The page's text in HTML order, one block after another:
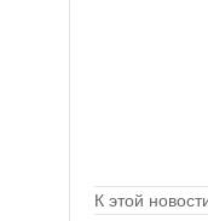
К этой